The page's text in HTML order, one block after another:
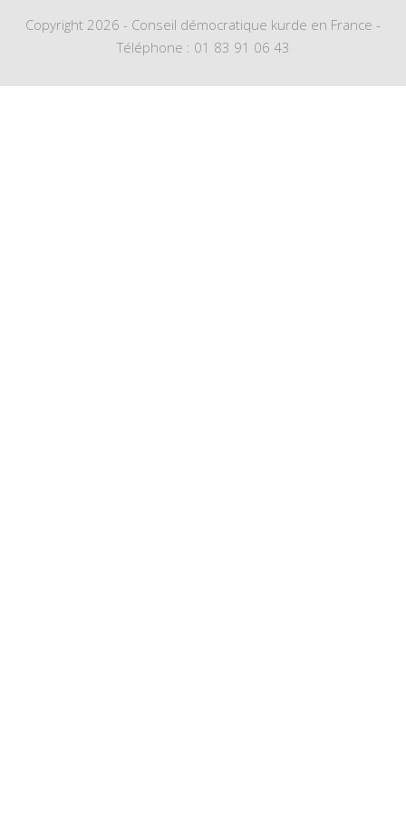
Copyright 2026 - Conseil démocratique kurde en France -
Téléphone : 01 83 91 06 43